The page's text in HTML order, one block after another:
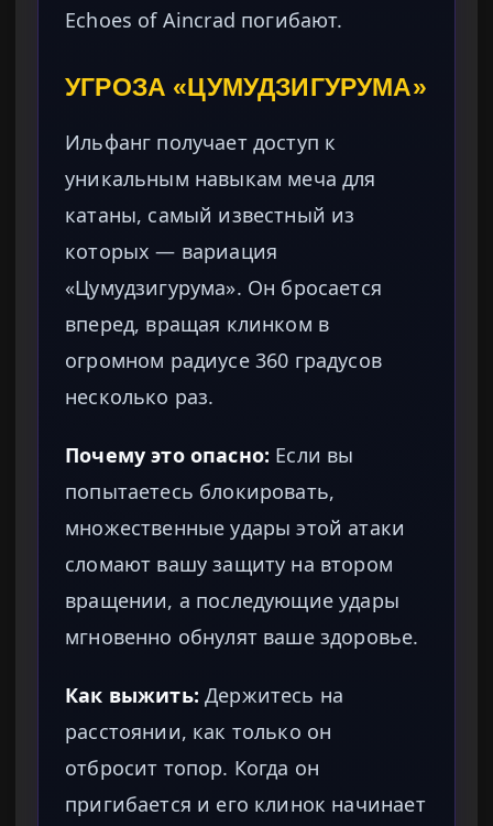
Echoes of Aincrad погибают.
УГРОЗА «ЦУМУДЗИГУРУМА»
Ильфанг получает доступ к
уникальным навыкам меча для
катаны, самый известный из
которых — вариация
«Цумудзигурума». Он бросается
вперед, вращая клинком в
огромном радиусе 360 градусов
несколько раз.
Почему это опасно: Если вы
попытаетесь блокировать,
множественные удары этой атаки
сломают вашу защиту на втором
вращении, а последующие удары
мгновенно обнулят ваше здоровье.
Как выжить: Держитесь на
расстоянии, как только он
отбросит топор. Когда он
пригибается и его клинок начинает